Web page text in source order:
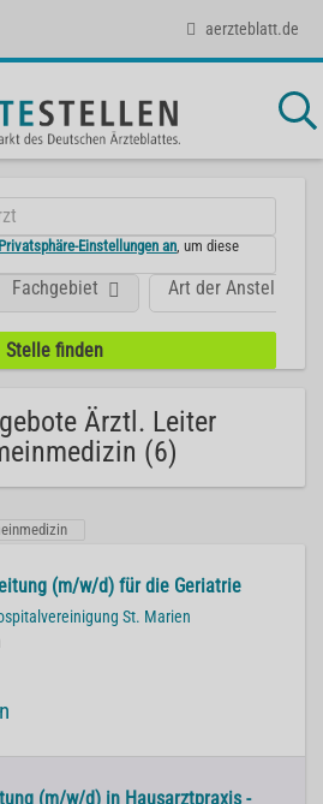
aerzteblatt.de
Einstellungen an , um diese
Fachgebiet Art der Anstellung
Ärztl. Leiter
(6)
(m/w/d) für die Geriatrie
St. Marien
(m/w/d) in Hausarztpraxis -